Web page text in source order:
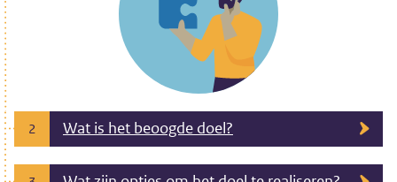
2 Wat is het beoogde doel?